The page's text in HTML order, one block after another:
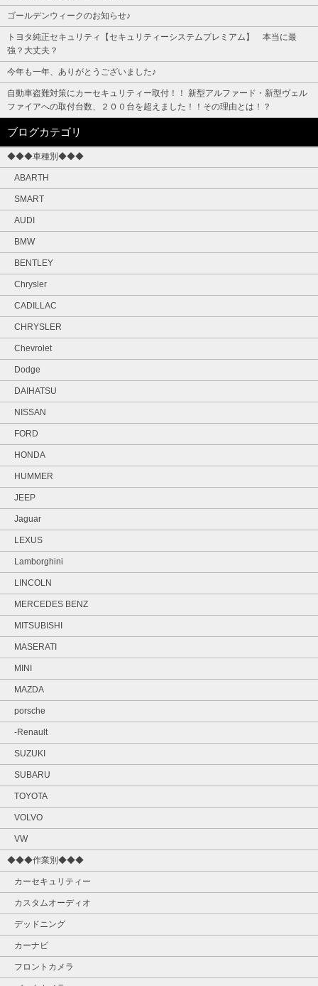
ゴールデンウィークのお知らせ♪
トヨタ純正セキュリティ【セキュリティーシステムプレミアム】 本当に最
強？大丈夫？
今年も一年、ありがとうございました♪
自動車盗難対策にカーセキュリティー取付！！ 新型アルファード・新型ヴェル
ファイアへの取付台数、２００台を超えました！！その理由とは！？
ブログカテゴリ
◆◆◆車種別◆◆◆
ABARTH
SMART
AUDI
BMW
BENTLEY
Chrysler
CADILLAC
CHRYSLER
Chevrolet
Dodge
DAIHATSU
NISSAN
FORD
HONDA
HUMMER
JEEP
Jaguar
LEXUS
Lamborghini
LINCOLN
MERCEDES BENZ
MITSUBISHI
MASERATI
MINI
MAZDA
porsche
-Renault
SUZUKI
SUBARU
TOYOTA
VOLVO
VW
◆◆◆作業別◆◆◆
カーセキュリティー
カスタムオーディオ
デッドニング
カーナビ
フロントカメラ